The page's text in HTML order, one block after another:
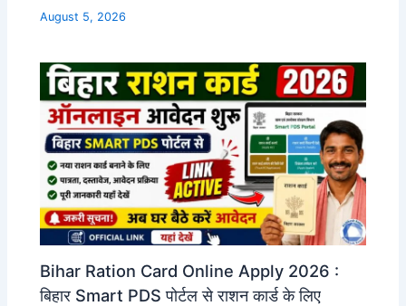
August 5, 2026
Bihar Ration Card Online Apply 2026 :
बिहार Smart PDS पोर्टल से राशन कार्ड के लिए